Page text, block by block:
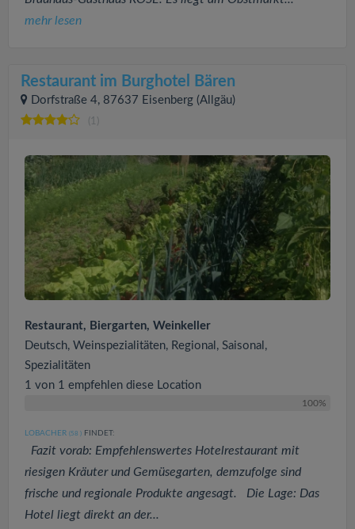
mehr lesen
Restaurant im Burghotel Bären
Dorfstraße 4, 87637 Eisenberg (Allgäu)
(1)
Restaurant, Biergarten, Weinkeller
Deutsch, Weinspezialitäten, Regional, Saisonal,
Spezialitäten
1 von 1 empfehlen diese Location
100%
LOBACHER (58 ) FINDET:
Fazit vorab: Empfehlenswertes Hotelrestaurant mit
riesigen Kräuter und Gemüsegarten, demzufolge sind
frische und regionale Produkte angesagt. Die Lage: Das
Hotel liegt direkt an der...